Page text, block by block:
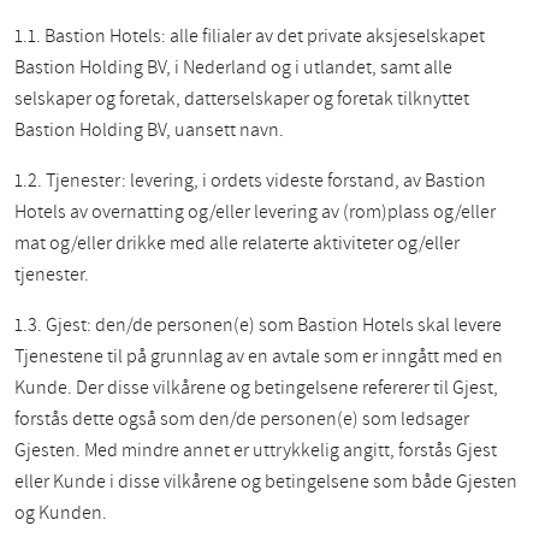
1.1. Bastion Hotels: alle filialer av det private aksjeselskapet
Bastion Holding BV, i Nederland og i utlandet, samt alle
selskaper og foretak, datterselskaper og foretak tilknyttet
Bastion Holding BV, uansett navn.
1.2. Tjenester: levering, i ordets videste forstand, av Bastion
Hotels av overnatting og/eller levering av (rom)plass og/eller
mat og/eller drikke med alle relaterte aktiviteter og/eller
tjenester.
1.3. Gjest: den/de personen(e) som Bastion Hotels skal levere
Tjenestene til på grunnlag av en avtale som er inngått med en
Kunde. Der disse vilkårene og betingelsene refererer til Gjest,
forstås dette også som den/de personen(e) som ledsager
Gjesten. Med mindre annet er uttrykkelig angitt, forstås Gjest
eller Kunde i disse vilkårene og betingelsene som både Gjesten
og Kunden.